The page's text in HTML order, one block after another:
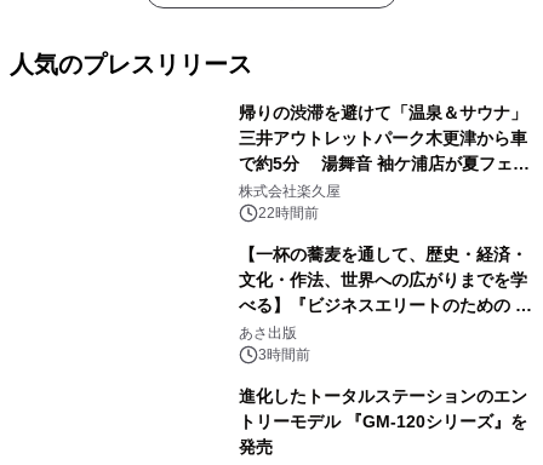
人気のプレスリリース
帰りの渋滞を避けて「温泉＆サウナ」
三井アウトレットパーク木更津から車
で約5分 湯舞音 袖ケ浦店が夏フェア
メニューを提供
株式会社楽久屋
22時間前
【一杯の蕎麦を通して、歴史・経済・
文化・作法、世界への広がりまでを学
べる】『ビジネスエリートのための 教
養としての蕎麦』2026年8月25日
（火）発売
あさ出版
3時間前
進化したトータルステーションのエン
トリーモデル 『GM-120シリーズ』を
発売